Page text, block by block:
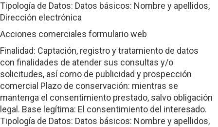
Tipología de Datos: Datos básicos: Nombre y apellidos,
Dirección electrónica
Acciones comerciales formulario web
Finalidad: Captación, registro y tratamiento de datos
con finalidades de atender sus consultas y/o
solicitudes, así como de publicidad y prospección
comercial Plazo de conservación: mientras se
mantenga el consentimiento prestado, salvo obligación
legal. Base legítima: El consentimiento del interesado.
Tipología de Datos: Datos básicos: Nombre y apellidos,